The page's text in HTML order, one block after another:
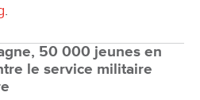
.
50 000 jeunes en
le service militaire